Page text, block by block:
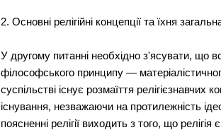
2. Основні релігійні концепції та їхня
У другому питанні необхідно з'ясувати, що
філософського принципу —
суспільстві існує розмаїття
існування, незважаючи на протилежність
поясненні релігії виходить з того, що